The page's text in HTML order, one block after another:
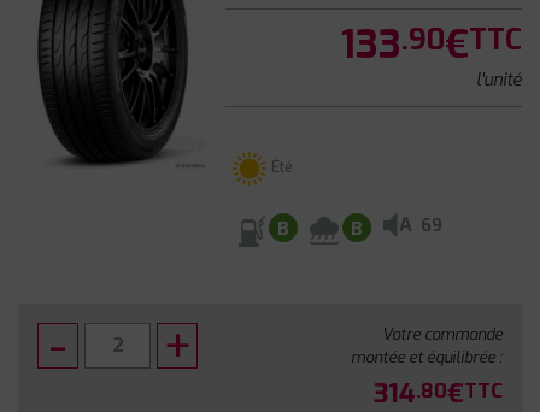
133.90€TTC
l'unité
Été
B B A 69
Votre commande
montée et équilibrée :
314.80€TTC